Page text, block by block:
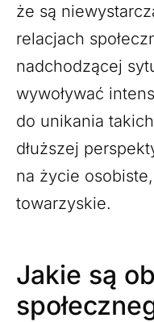
że są
relacjach
nadchodzącej
wywoływać
do unikania
dłuższej
na życie
towarzyskie.
Jakie są